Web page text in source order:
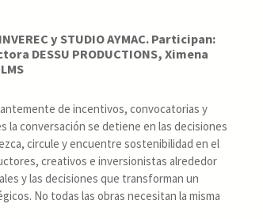
y STUDIO AYMAC. Participan:
DESSU PRODUCTIONS, Ximena
de incentivos, convocatorias y
la conversación se detiene en las decisiones
circule y encuentre sostenibilidad en el
creativos e inversionistas alrededor
y las decisiones que transforman un
No todas las obras necesitan la misma